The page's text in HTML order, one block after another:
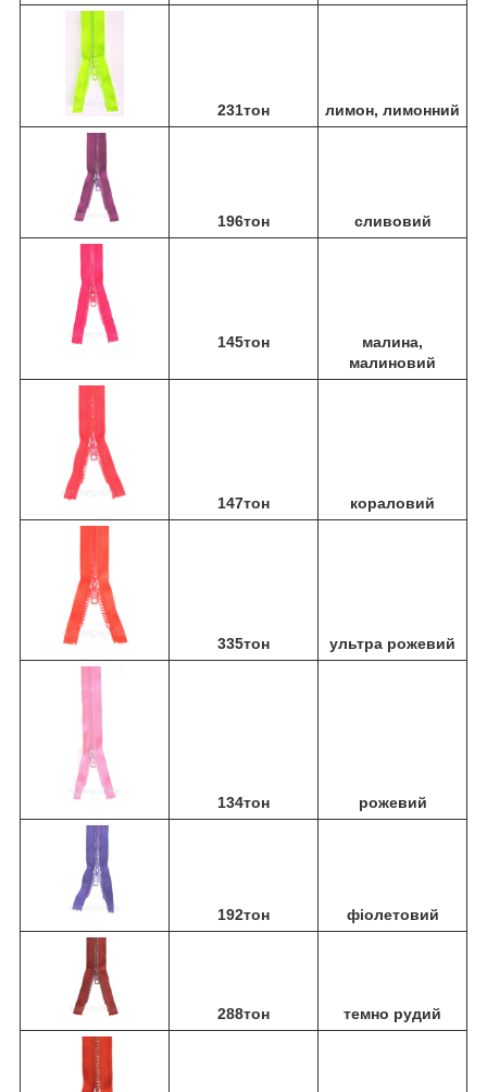
231тон лимон, лимонний
196тон сливовий
145тон
малина,
малиновий
147тон кораловий
335тон ультра рожевий
134тон рожевий
192тон фіолетовий
288тон темно рудий